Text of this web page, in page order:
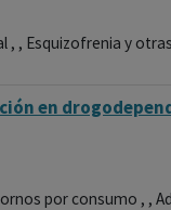
, Esquizofrenia y
en
por consumo , ,